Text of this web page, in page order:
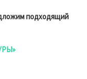
подходящий